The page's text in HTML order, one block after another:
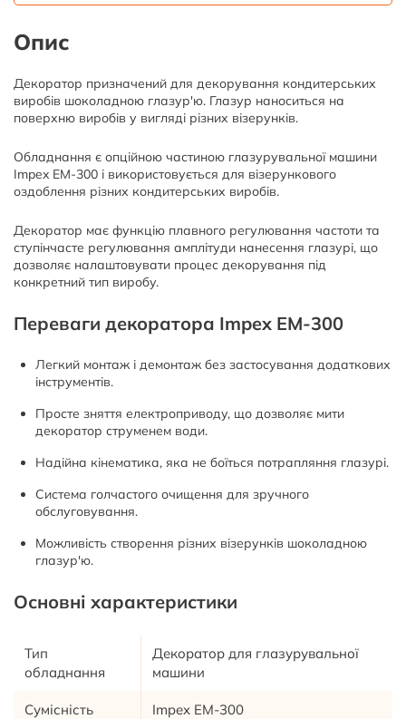
Опис
Декоратор призначений для декорування кондитерських
виробів шоколадною глазур'ю. Глазур наноситься на
поверхню виробів у вигляді різних візерунків.
Обладнання є опційною частиною глазурувальної машини
Impex EM-300 і використовується для візерункового
оздоблення різних кондитерських виробів.
Декоратор має функцію плавного регулювання частоти та
ступінчасте регулювання амплітуди нанесення глазурі, що
дозволяє налаштовувати процес декорування під
конкретний тип виробу.
Переваги декоратора Impex EM-300
Легкий монтаж і демонтаж без застосування додаткових
інструментів.
Просте зняття електроприводу, що дозволяє мити
декоратор струменем води.
Надійна кінематика, яка не боїться потрапляння глазурі.
Система голчастого очищення для зручного
обслуговування.
Можливість створення різних візерунків шоколадною
глазур'ю.
Основні характеристики
Тип
обладнання
Декоратор для глазурувальної
машини
Сумісність Impex EM-300